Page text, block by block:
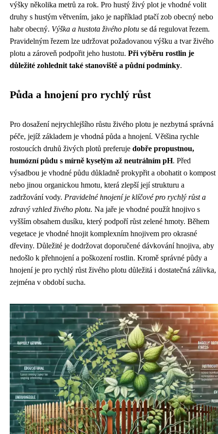
výšky několika metrů za rok. Pro hustý živý plot je vhodné volit
druhy s hustým větvením, jako je například ptačí zob obecný nebo
habr obecný. Výška a hustota živého plotu se dá regulovat řezem.
Pravidelným řezem lze udržovat požadovanou výšku a tvar živého
plotu a zároveň podpořit jeho hustotu. Při výběru rostlin je
důležité zohlednit také stanoviště a půdní podmínky.
Půda a hnojení pro rychlý růst
Pro dosažení nejrychlejšího růstu živého plotu je nezbytná správná
péče, jejíž základem je vhodná půda a hnojení. Většina rychle
rostoucích druhů živých plotů preferuje dobře propustnou,
humózní půdu s mírně kyselým až neutrálním pH. Před
výsadbou je vhodné půdu důkladně prokypřit a obohatit o kompost
nebo jinou organickou hmotu, která zlepší její strukturu a
zadržování vody. Pravidelné hnojení je klíčové pro rychlý růst a
zdravý vzhled živého plotu. Na jaře je vhodné použít hnojivo s
vyšším obsahem dusíku, který podpoří růst zelené hmoty. Během
vegetace je vhodné hnojit komplexním hnojivem pro okrasné
dřeviny. Důležité je dodržovat doporučené dávkování hnojiva, aby
nedošlo k přehnojení a poškození rostlin. Kromě správné půdy a
hnojení je pro rychlý růst živého plotu důležitá i dostatečná zálivka,
zejména v období sucha.